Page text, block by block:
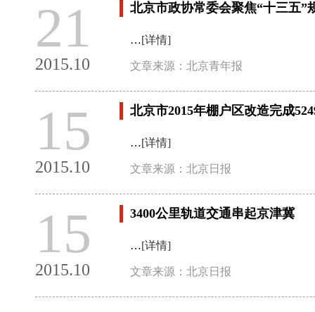
21
2015.10
北京市政协常委会聚焦“十三五”
…[详情]
文章来源：北京青年报
15
2015.10
北京市2015年棚户区改造完成
…[详情]
文章来源：北京日报
15
2015.10
3400公里轨道交通串起京津冀
…[详情]
文章来源：北京日报